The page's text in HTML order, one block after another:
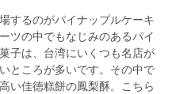
するのがパイナップルケーキ
ツの中でもなじみのあるパイ
子は、台湾にいくつも名店が
ところが多いです。その中で
い佳徳糕餅の鳳梨酥。こちら